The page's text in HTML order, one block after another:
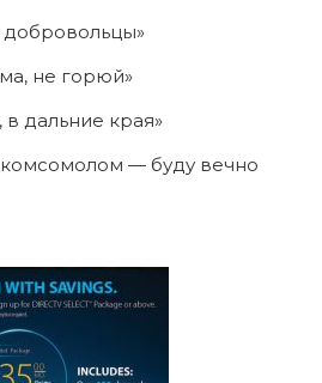
не горюй»
дальние края»
— буду вечно